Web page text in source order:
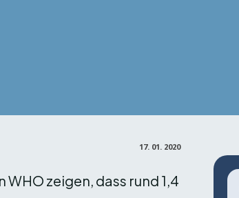
17. 01. 2020
zeigen, dass rund 1,4